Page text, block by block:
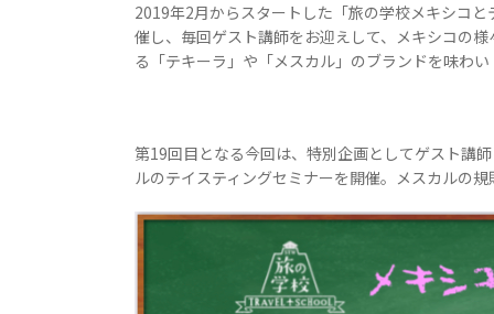
2019年2月からスタートした「旅の学校メキシコ
催し、毎回ゲスト講師をお迎えして、メキシコの
る「テキーラ」や「メスカル」のブランドを味わ
第19回目となる今回は、特別企画としてゲスト講
ルのテイスティングセミナーを開催。メスカルの